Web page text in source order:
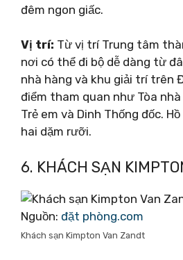
đêm ngon giấc.
Vị trí: Từ vị trí Trung tâm
nơi có thể đi bộ dễ dàng từ
nhà hàng và khu giải trí trên
điểm tham quan như Tòa
Trẻ em và Dinh Thống đốc.
hai dặm rưỡi.
6. KHÁCH SẠN
Nguồn: đặt phòng.com
Khách sạn Kimpton Van Zandt